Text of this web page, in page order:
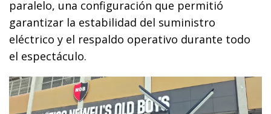
paralelo, una configuración que permitió
garantizar la estabilidad del suministro
eléctrico y el respaldo operativo durante todo
el espectáculo.